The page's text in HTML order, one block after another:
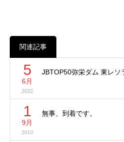
関連記事
5
6月
2022
JBTOP50弥栄ダム 東レソ
1
9月
2010
無事、到着です。